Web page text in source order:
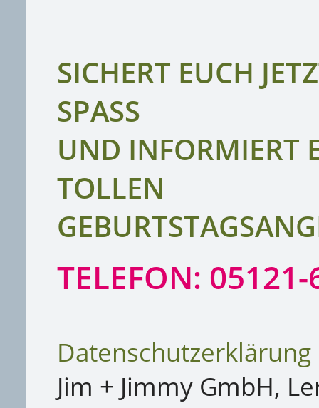
SICHERT EUCH
SPASS
UND INFORMIERT
TOLLEN
TELEFON:
Datenschutzerklärung
Jim + Jimmy GmbH,